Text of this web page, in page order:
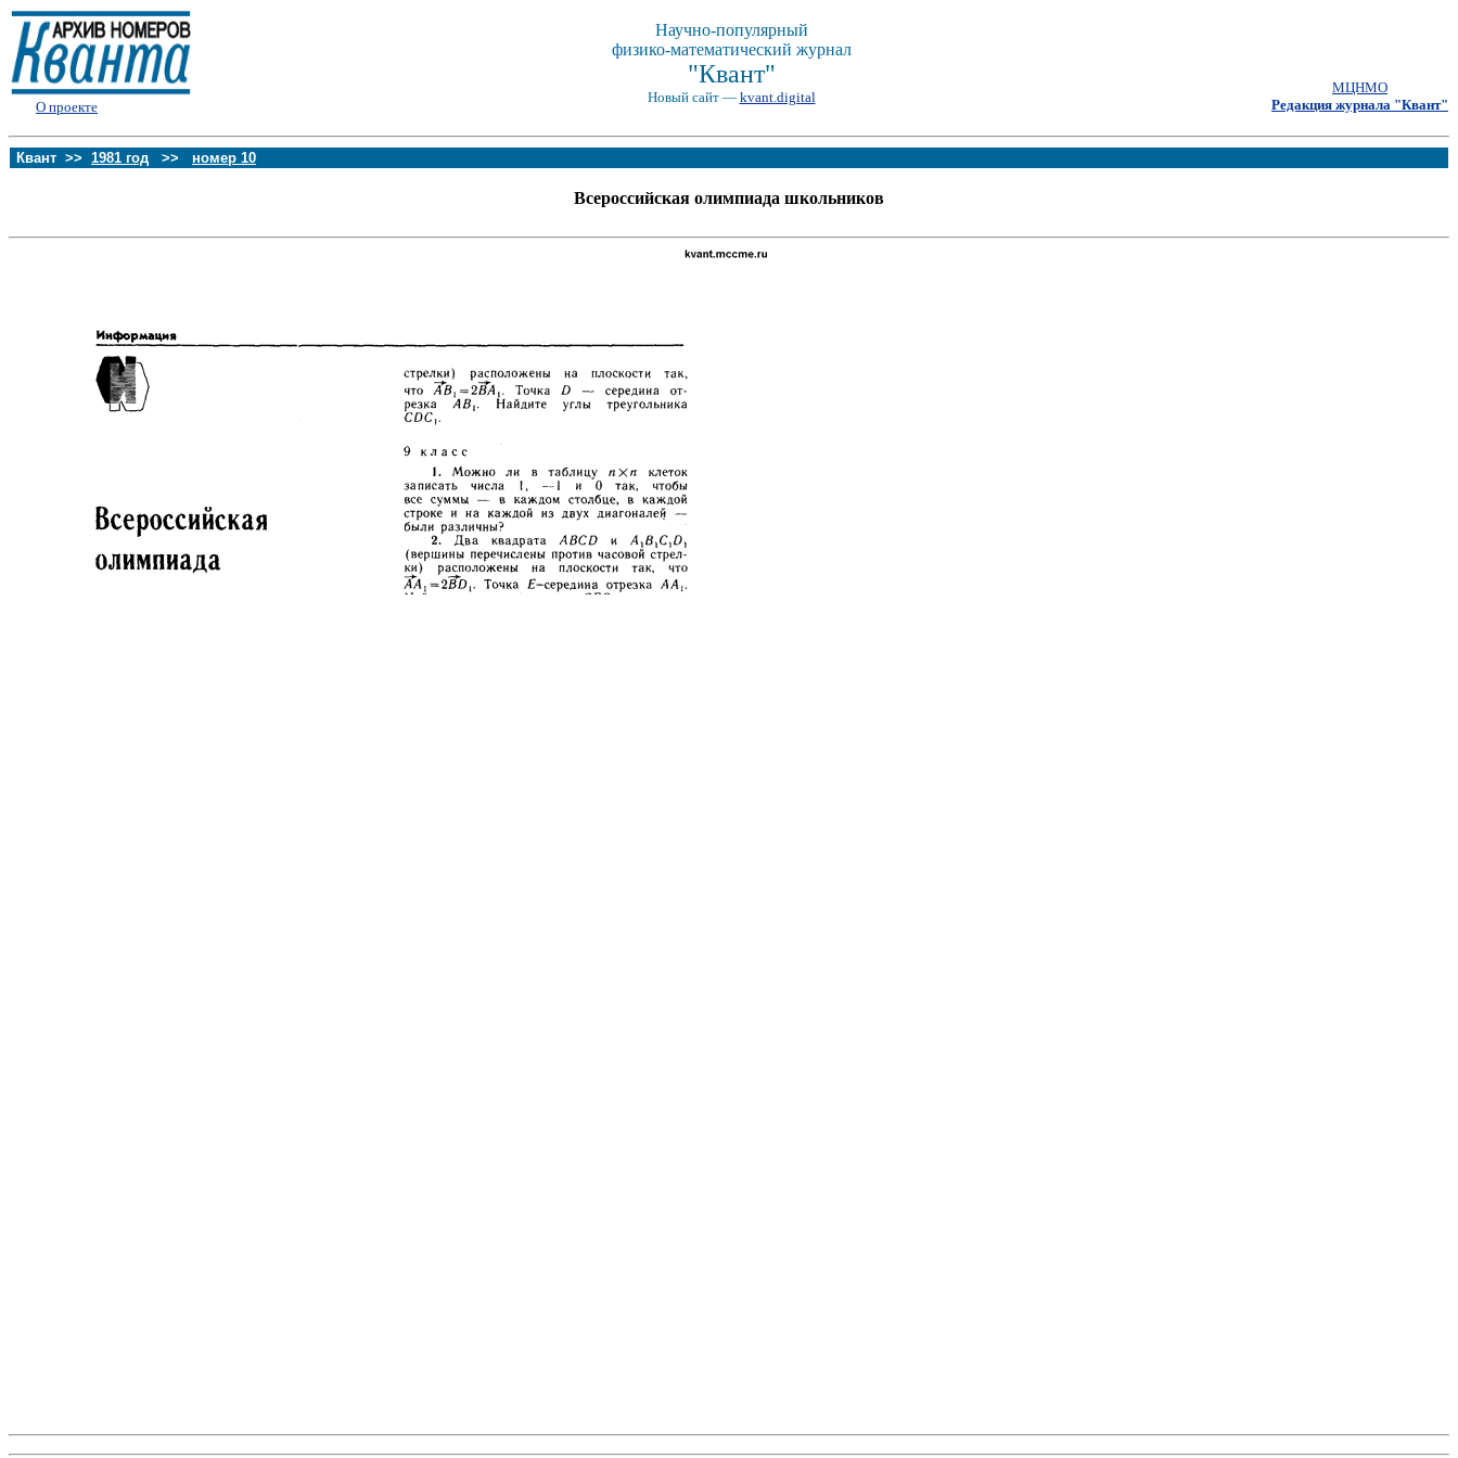
О проекте
Научно-популярный
физико-математический журнал
"Квант"
Новый сайт — kvant.digital
МЦНМО
Редакция журнала "Квант"
Квант >> 1981 год >> номер 10
Всероссийская олимпиада школьников